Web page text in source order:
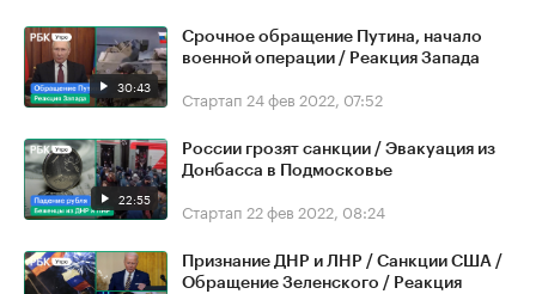
30:43
Срочное обращение Путина, начало
военной операции / Реакция Запада
Стартап 24 фев 2022, 07:52
22:55
России грозят санкции / Эвакуация из
Донбасса в Подмосковье
Стартап 22 фев 2022, 08:24
Признание ДНР и ЛНР / Санкции США /
Обращение Зеленского / Реакция